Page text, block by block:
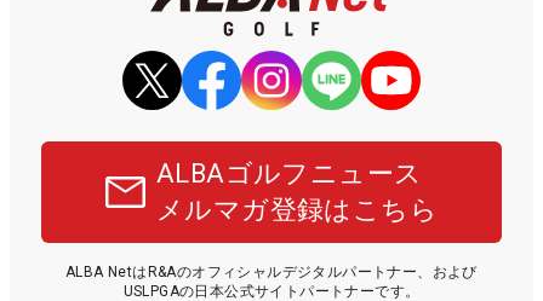
ALBAゴルフニュース
メルマガ登録はこちら
ALBA NetはR&Aのオフィシャルデジタルパートナー、および
USLPGAの日本公式サイトパートナーです。